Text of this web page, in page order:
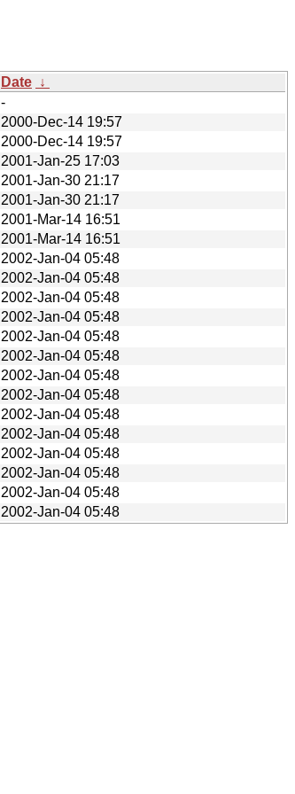
Date ↓
-
2000-Dec-14 19:57
2000-Dec-14 19:57
2001-Jan-25 17:03
2001-Jan-30 21:17
2001-Jan-30 21:17
2001-Mar-14 16:51
2001-Mar-14 16:51
2002-Jan-04 05:48
2002-Jan-04 05:48
2002-Jan-04 05:48
2002-Jan-04 05:48
2002-Jan-04 05:48
2002-Jan-04 05:48
2002-Jan-04 05:48
2002-Jan-04 05:48
2002-Jan-04 05:48
2002-Jan-04 05:48
2002-Jan-04 05:48
2002-Jan-04 05:48
2002-Jan-04 05:48
2002-Jan-04 05:48